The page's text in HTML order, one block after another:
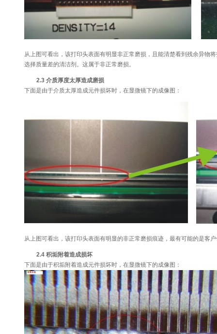
从上图可看出，该打印头表面有明显非正常磨损，且能清楚看到残余异物
选择质量差的清洁剂。这属于非正常磨损。
2.3 介质厚度太厚造成磨损
下面是由于介质太厚造成元件损坏时，在显微镜下的成像图：
从上图可看出，该打印头表面有明显的非正常磨损痕迹，最有可能的是客
2.4 积垢附着造成损坏
下面是由于积垢附着造成元件损坏时，在显微镜下的成像图：